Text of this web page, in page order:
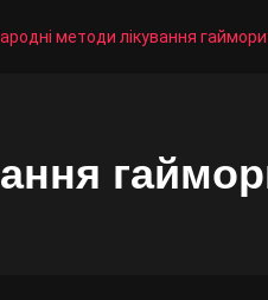
методи лікування